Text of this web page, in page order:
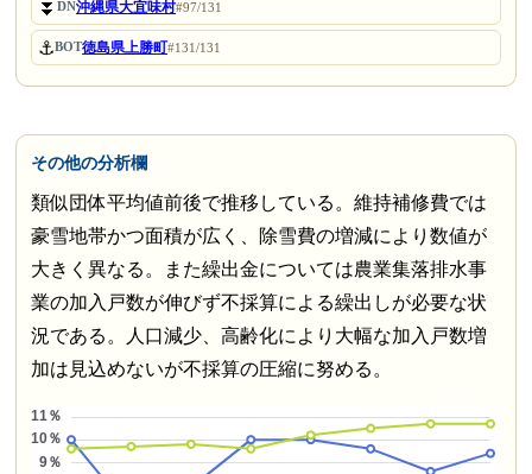
⏬DN沖縄県大宜味村#97/131
⚓BOT徳島県上勝町#131/131
その他の分析欄
類似団体平均値前後で推移している。維持補修費では
豪雪地帯かつ面積が広く、除雪費の増減により数値が
大きく異なる。また繰出金については農業集落排水事
業の加入戸数が伸びず不採算による繰出しが必要な状
況である。人口減少、高齢化により大幅な加入戸数増
加は見込めないが不採算の圧縮に努める。